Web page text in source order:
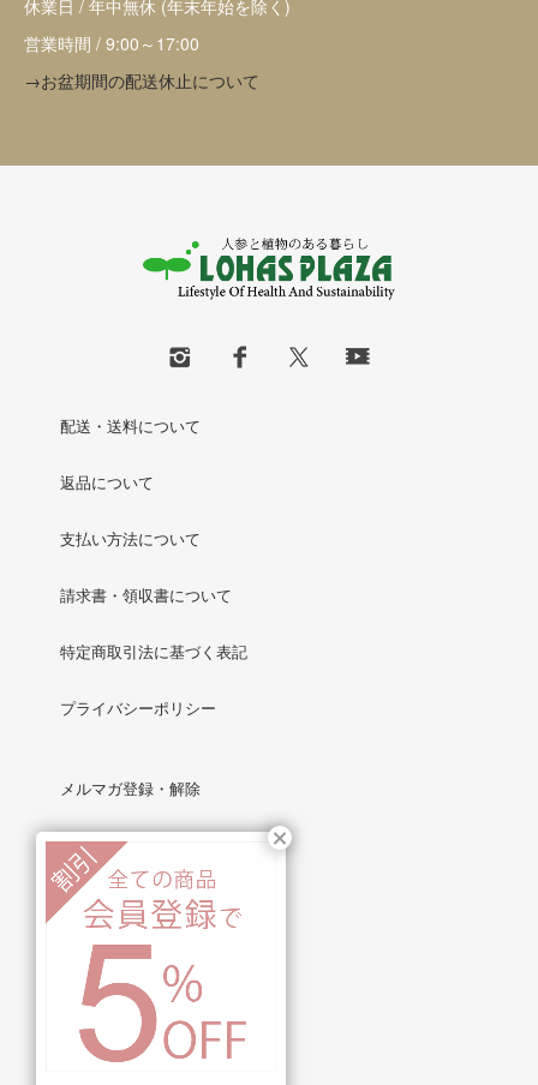
休業日 / 年中無休 (年末年始を除く)
営業時間 / 9:00～17:00
→お盆期間の配送休止について
配送・送料について
返品について
支払い方法について
請求書・領収書について
特定商取引法に基づく表記
プライバシーポリシー
メルマガ登録・解除
RSS/ATOM
マイアカウント
新規会員登録
ログイン